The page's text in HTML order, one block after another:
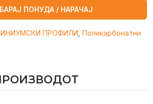
ПОНУДА / НАРАЧАЈ
ПРОФИЛИ Поликарбонатни